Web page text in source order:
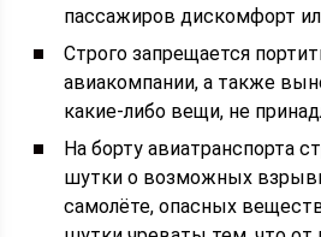
пассажиров дискомфорт
Строго запрещается
авиакомпании, а также
какие-либо вещи, не
На борту авиатранспорта
шутки о возможных
самолёте, опасных